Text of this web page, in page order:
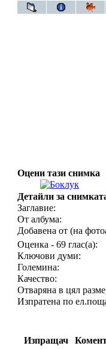
Оцени тази снимка
Детайли за
Заглавие:
От албума:
Добавена от (на
Оценка - 69 глас(а):
Ключови думи:
Големина:
Качество:
Отваряна в цял
Изпратена по
Изпращач